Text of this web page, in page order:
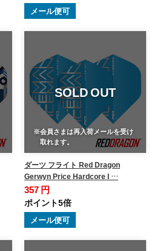
メール便可
SOLD OUT
※会員さまは再入荷メールを受け
取れます。
ダーツ フライト Red Dragon
Gerwyn Price Hardcore I …
357 円
ポイント5倍
メール便可